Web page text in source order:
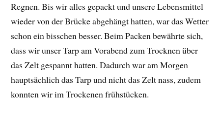
Regnen. Bis wir alles gepackt und unsere Lebensmittel
wieder von der Brücke abgehängt hatten, war das Wetter
schon ein bisschen besser. Beim Packen bewährte sich,
dass wir unser Tarp am Vorabend zum Trocknen über
das Zelt gespannt hatten. Dadurch war am Morgen
hauptsächlich das Tarp und nicht das Zelt nass, zudem
konnten wir im Trockenen frühstücken.